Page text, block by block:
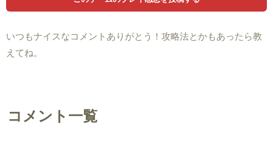
いつもナイスなコメントありがとう！攻略法とかもあったら教
えてね。
コメント一覧